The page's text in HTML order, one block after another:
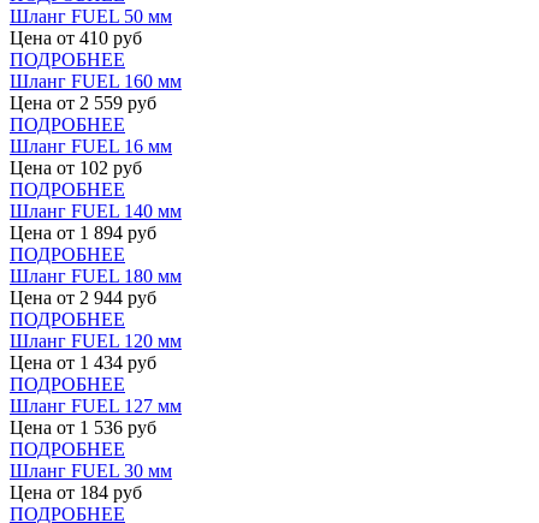
Шланг FUEL 50 мм
Цена от 410 руб
ПОДРОБНЕЕ
Шланг FUEL 160 мм
Цена от 2 559 руб
ПОДРОБНЕЕ
Шланг FUEL 16 мм
Цена от 102 руб
ПОДРОБНЕЕ
Шланг FUEL 140 мм
Цена от 1 894 руб
ПОДРОБНЕЕ
Шланг FUEL 180 мм
Цена от 2 944 руб
ПОДРОБНЕЕ
Шланг FUEL 120 мм
Цена от 1 434 руб
ПОДРОБНЕЕ
Шланг FUEL 127 мм
Цена от 1 536 руб
ПОДРОБНЕЕ
Шланг FUEL 30 мм
Цена от 184 руб
ПОДРОБНЕЕ